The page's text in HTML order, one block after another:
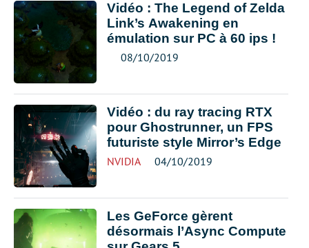
Vidéo : The Legend of Zelda
Link’s Awakening en
émulation sur PC à 60 ips !
08/10/2019
Vidéo : du ray tracing RTX
pour Ghostrunner, un FPS
futuriste style Mirror’s Edge
NVIDIA 04/10/2019
Les GeForce gèrent
désormais l’Async Compute